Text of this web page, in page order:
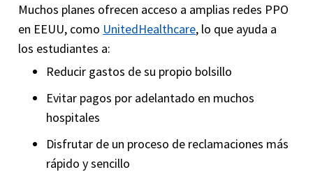
Muchos planes ofrecen acceso a amplias redes PPO
en EEUU, como UnitedHealthcare, lo que ayuda a
los estudiantes a:
Reducir gastos de su propio bolsillo
Evitar pagos por adelantado en muchos
hospitales
Disfrutar de un proceso de reclamaciones más
rápido y sencillo